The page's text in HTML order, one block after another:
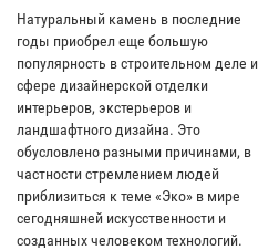
Натуральный камень в последние
годы приобрел еще большую
популярность в строительном деле и
сфере дизайнерской отделки
интерьеров, экстерьеров и
ландшафтного дизайна. Это
обусловлено разными причинами, в
частности стремлением людей
приблизиться к теме «Эко» в мире
сегодняшней искусственности и
созданных человеком технологий.